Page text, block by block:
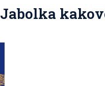
Jabolka